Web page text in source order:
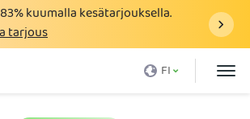
83%kuumalla kesätarjouksella.
tarjous
FI